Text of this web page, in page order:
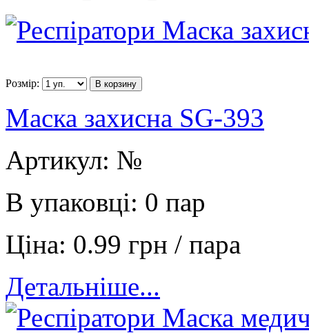
Розмір: В корзину
Маска захисна SG-393
Артикул: №
В упаковці: 0 пар
Ціна: 0.99 грн / пара
Детальніше...